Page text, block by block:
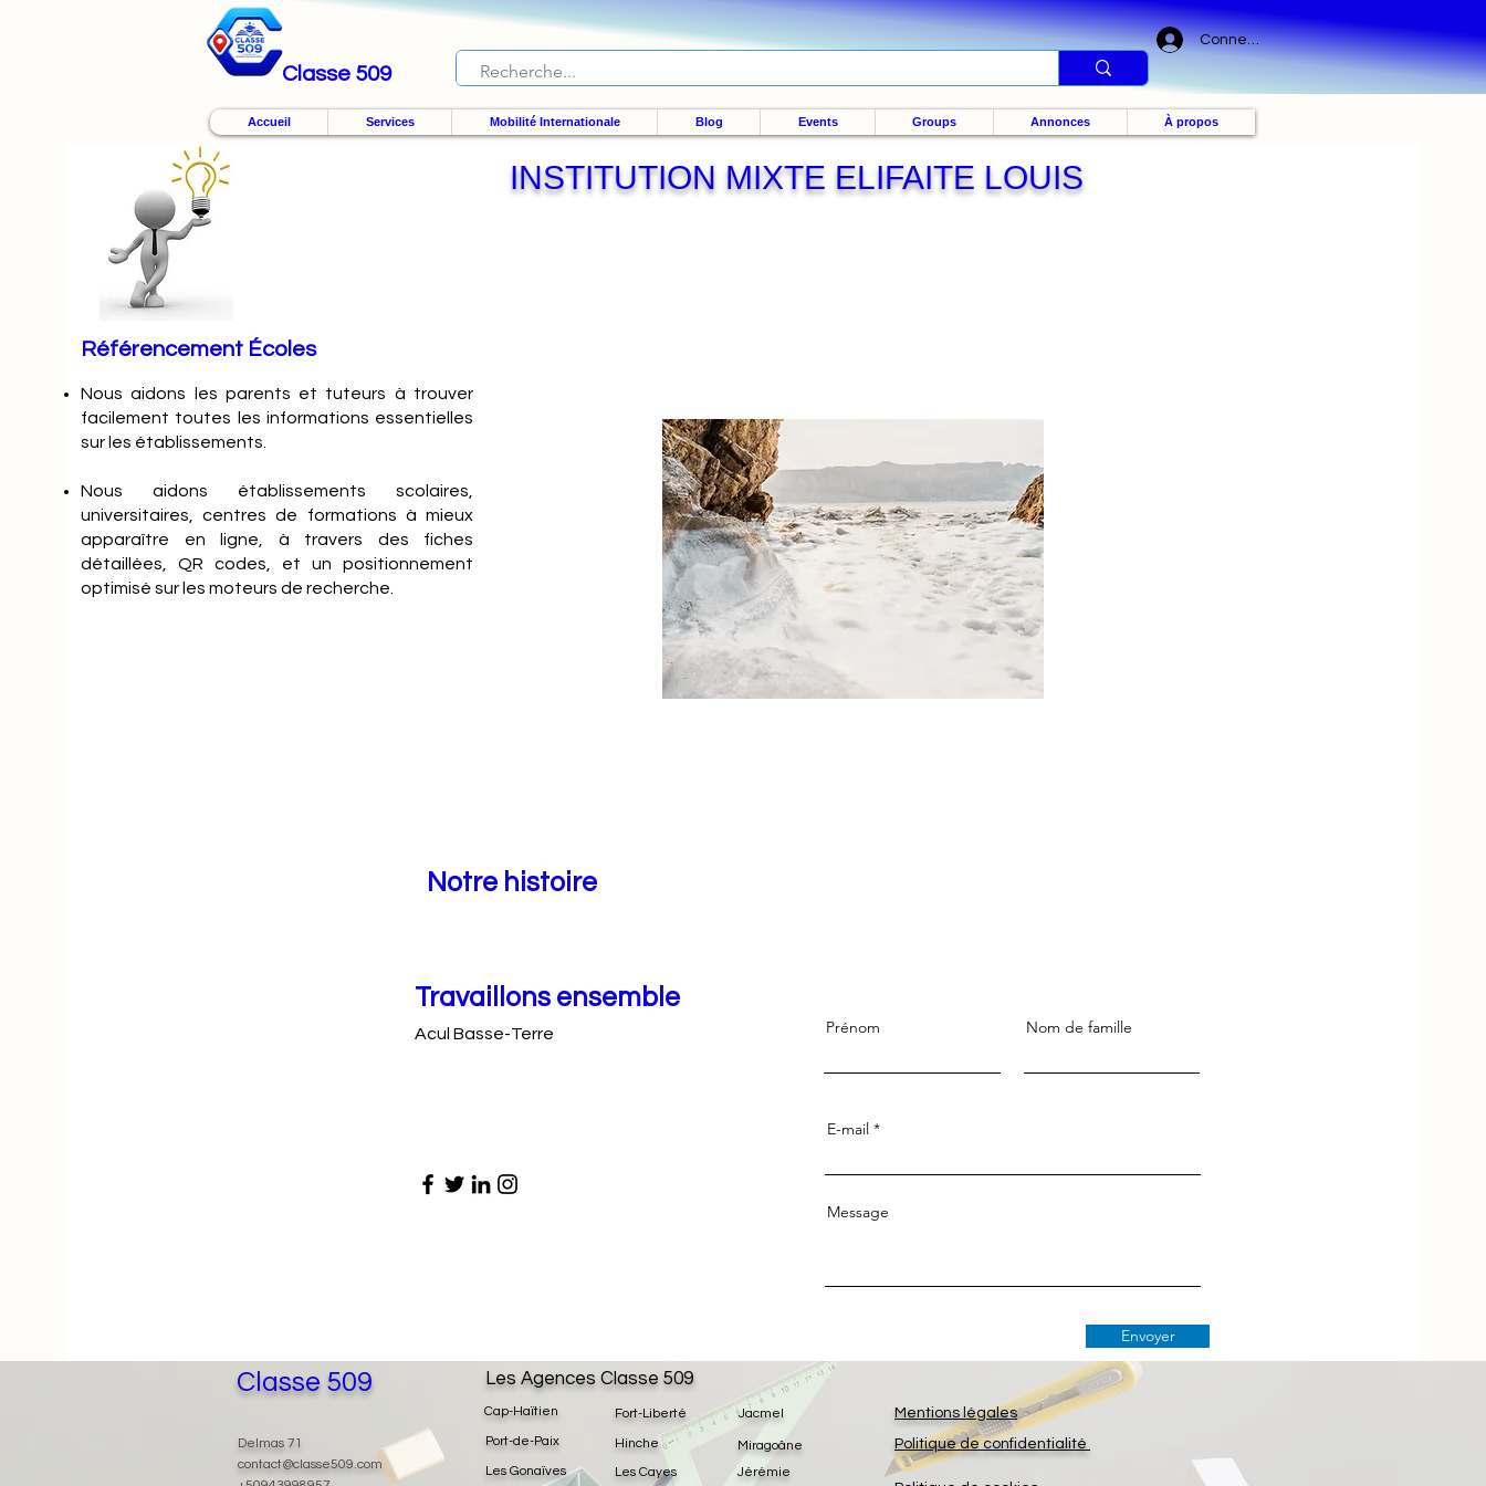
Classe 509
Connexion
Accueil Services Mobilité Internationale Blog Events Groups Annonces À propos
Référencement Écoles
Nousaidons les parents et tuteurs à trouver
facilement toutes les informations essentielles
sur les établissements.
Nous aidons établissements scolaires,
universitaires, centres de formations à mieux
apparaître en ligne, à travers des fiches
détaillées, QR codes, et un positionnement
optimisé sur les moteurs de recherche.
INSTITUTION MIXTE ELIFAITE LOUIS
Notre histoire
Travaillons ensemble
Acul Basse-Terre Prénom Nom de famille
E-mail
Message
Envoyer
Classe 509
Delmas 71
contact@classe509.com
Fort-Liberté
Hinche
Les Cayes
Jacmel
Jérémie
Miragoâne
Les Agences Classe 509
Cap-Haïtien
Port-de-Paix
Les Gonaïves
Mentions légales
Politique de confidentialité